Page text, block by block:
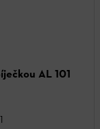
AL 101